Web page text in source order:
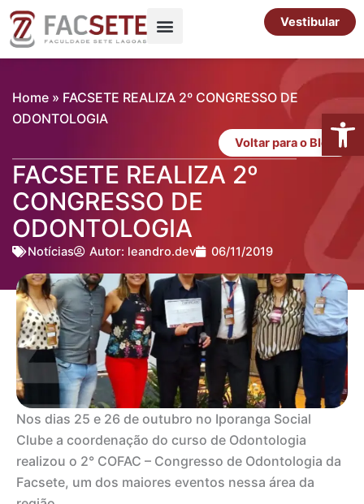
para
Vestibular
Home » FACSETE REALIZA 2º CONGRESSO DE
ODONTOLOGIA
Voltar para o Blog
FACSETE REALIZA 2º
CONGRESSO DE
ODONTOLOGIA
Notícias Autor: leandro.dev 06/11/2019
Nos dias 25 e 26 de outubro no Iporanga Social
Clube a coordenação do curso de Odontologia
realizou o 2° COFAC – Congresso de Odontologia da
Facsete, um dos maiores eventos nessa área da
Abrir